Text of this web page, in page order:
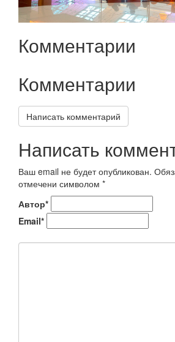
Комментарии
Комментарии
Написать комментарий
Написать
Ваш email не будет опубликован.
отмечени символом *
Автор*
Email*